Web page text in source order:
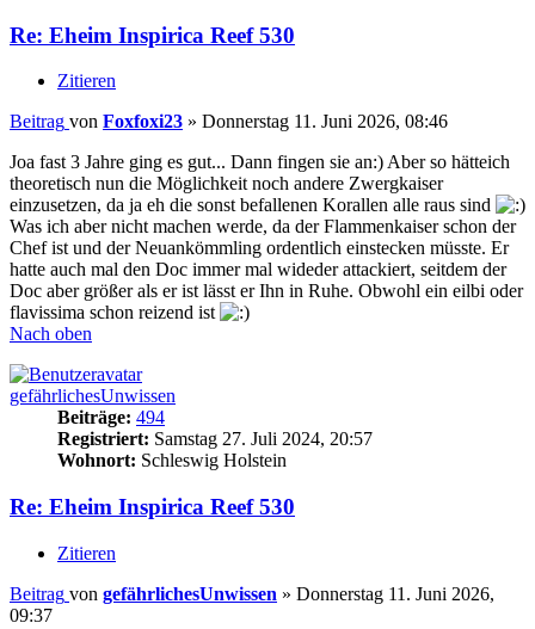
Re: Eheim Inspirica Reef 530
Zitieren
Beitrag von Foxfoxi23 » Donnerstag 11. Juni 2026, 08:46
Joa fast 3 Jahre ging es gut... Dann fingen sie an:) Aber so hätteich
theoretisch nun die Möglichkeit noch andere Zwergkaiser
einzusetzen, da ja eh die sonst befallenen Korallen alle raus sind
Was ich aber nicht machen werde, da der Flammenkaiser schon der
Chef ist und der Neuankömmling ordentlich einstecken müsste. Er
hatte auch mal den Doc immer mal wideder attackiert, seitdem der
Doc aber größer als er ist lässt er Ihn in Ruhe. Obwohl ein eilbi oder
flavissima schon reizend ist
Nach oben
gefährlichesUnwissen
Beiträge: 494
Registriert: Samstag 27. Juli 2024, 20:57
Wohnort: Schleswig Holstein
Re: Eheim Inspirica Reef 530
Zitieren
Beitrag von gefährlichesUnwissen » Donnerstag 11. Juni 2026,
09:37